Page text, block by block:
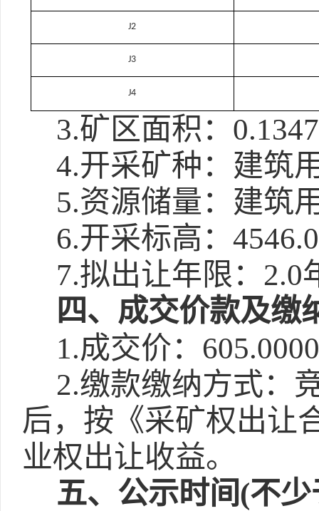
J2
J3
J4
3.矿区面积：
4.开采矿种：建筑
5.资源储量：建筑
6.开采标高：
7.拟出让年限：2.0
四、成交价款及缴
1.成交价：
2.缴款缴纳方式：
后，按《采矿权出让
业权出让收益。
五、公示时间(不